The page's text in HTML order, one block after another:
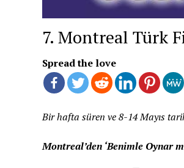
7. Montreal Türk
Spread the love
Bir hafta süren ve 8-14 Mayıs
Montreal’den ‘Benimle Oynar